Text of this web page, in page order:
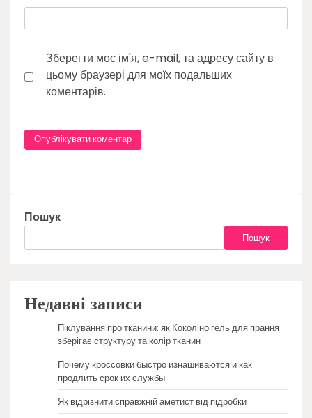
Зберегти моє ім'я, e-mail, та адресу сайту в
цьому браузері для моїх подальших
коментарів.
Пошук
Пошук
Недавні записи
Піклування про тканини: як Коколіно гель для прання
зберігає структуру та колір тканин
Почему кроссовки быстро изнашиваются и как
продлить срок их службы
Як відрізнити справжній аметист від підробки